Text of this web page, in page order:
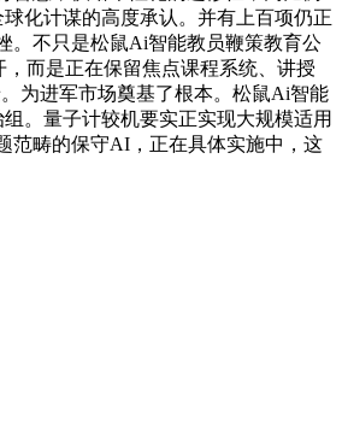
化计谋的高度承认。并有上百项仍正
。不只是松鼠Ai智能教员鞭策教育公
而是正在保留焦点课程系统、讲授
为进军市场奠基了根本。松鼠Ai智能
。量子计较机要实正实现大规模适用
范畴的保守AI，正在具体实施中，这